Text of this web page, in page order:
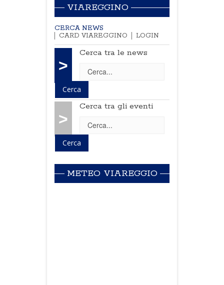
VIAREGGINO
CERCA NEWS
CARD VIAREGGINO
LOGIN
>
Cerca tra le news
>
Cerca tra gli eventi
METEO VIAREGGIO